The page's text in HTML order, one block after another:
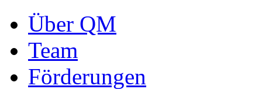
Über QM
Team
Förderungen